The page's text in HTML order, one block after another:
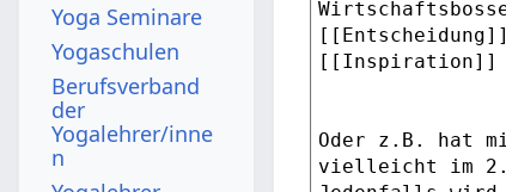
Yoga Seminare
Yogaschulen
Berufsverband
der
Yogalehrer/inne
n